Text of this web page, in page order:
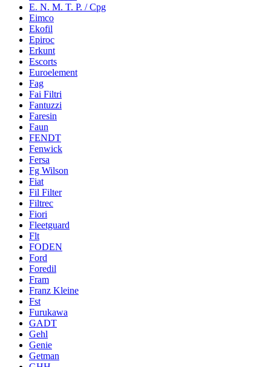
E. N. M. T. P. / Cpg
Eimco
Ekofil
Epiroc
Erkunt
Escorts
Euroelement
Fag
Fai Filtri
Fantuzzi
Faresin
Faun
FENDT
Fenwick
Fersa
Fg Wilson
Fiat
Fil Filter
Filtrec
Fiori
Fleetguard
Flt
FODEN
Ford
Foredil
Fram
Franz Kleine
Fst
Furukawa
GADT
Gehl
Genie
Getman